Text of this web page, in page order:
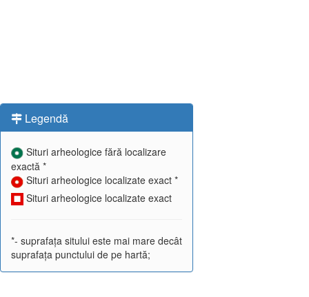
Legendă
Situri arheologice fără localizare
exactă *
Situri arheologice localizate exact *
Situri arheologice localizate exact
*- suprafața sitului este mai mare decât
suprafața punctului de pe hartă;